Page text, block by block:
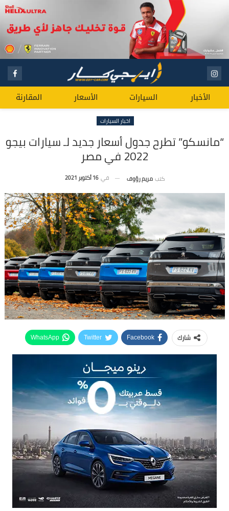
الأخبار السيارات الأسعار المقارنة
اخبار السيارات
“مانسكو” تطرح جدول أسعار جديد لـ سيارات بيجو
2022 في مصر
كتب مريم رؤوف في 16 أكتوبر 2021
شارك Facebook
Twitter
WhatsApp